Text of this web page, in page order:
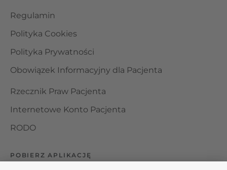
Regulamin
Polityka Cookies
Polityka Prywatności
Obowiązek Informacyjny dla Pacjenta
Rzecznik Praw Pacjenta
Internetowe Konto Pacjenta
RODO
POBIERZ APLIKACJĘ